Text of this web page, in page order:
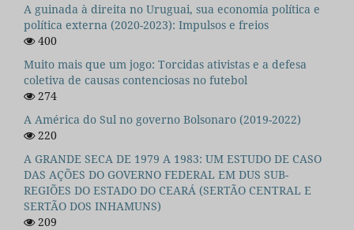
A guinada à direita no Uruguai, sua economia política e
política externa (2020-2023): Impulsos e freios
400
Muito mais que um jogo: Torcidas ativistas e a defesa
coletiva de causas contenciosas no futebol
274
A América do Sul no governo Bolsonaro (2019-2022)
220
A GRANDE SECA DE 1979 A 1983: UM ESTUDO DE CASO
DAS AÇÕES DO GOVERNO FEDERAL EM DUS SUB-
REGIÕES DO ESTADO DO CEARÁ (SERTÃO CENTRAL E
SERTÃO DOS INHAMUNS)
209